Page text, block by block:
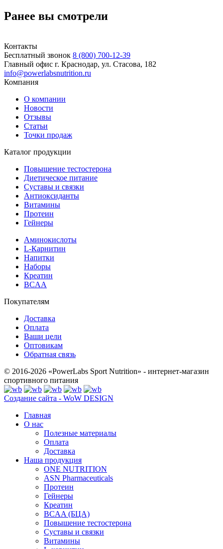
Ранее вы смотрели
Контакты
Бесплатный звонок 8 (800) 700-12-39
Главный офис г. Краснодар, ул. Стасова, 182
info@powerlabsnutrition.ru
Компания
О компании
Новости
Отзывы
Статьи
Точки продаж
Каталог продукции
Повышение тестостерона
Диетическое питание
Суставы и связки
Антиоксиданты
Витамины
Протеин
Гейнеры
Аминокислоты
L-Карнитин
Напитки
Наборы
Креатин
BCAA
Покупателям
Доставка
Оплата
Ваши цели
Оптовикам
Обратная связь
© 2016-2026 «PowerLabs Sport Nutrition» - интернет-магазин
спортивного питания
Создание сайта - WoW DESIGN
Главная
О нас
Полезные материалы
Оплата
Доставка
Наша продукция
ONE NUTRITION
ASN Pharmaceuticals
Протеин
Гейнеры
Креатин
BCAA (БЦА)
Повышение тестостерона
Суставы и связки
Витамины